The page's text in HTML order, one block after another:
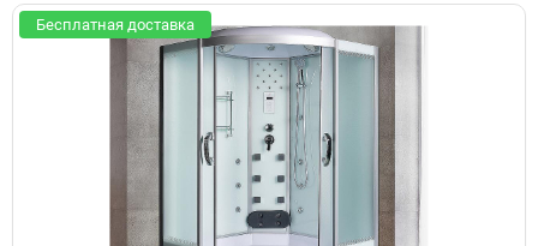
Бесплатная доставка